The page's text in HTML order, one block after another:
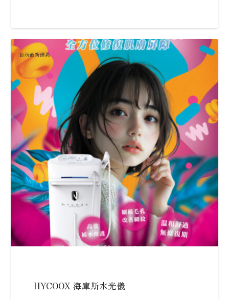
診所最新優惠
HYCOOX 海庫斯水光儀